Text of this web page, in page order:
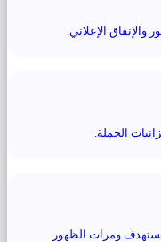
الإعلاني.
الحملة.
ومرات الظهور.